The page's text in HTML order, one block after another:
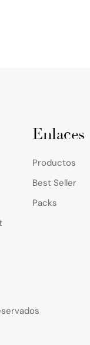
Enlaces
Productos
Best Seller
Packs